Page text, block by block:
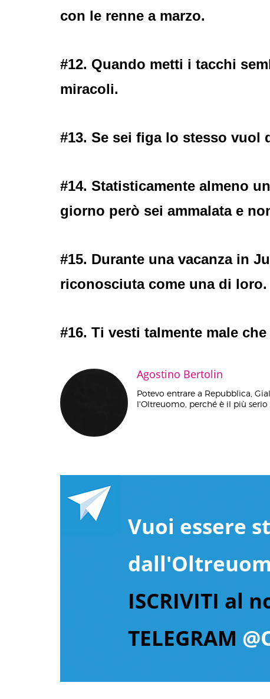
con le renne a marzo.
#12. Quando metti i tacchi
miracoli.
#13. Se sei figa lo stesso vuol
#14. Statisticamente almeno
giorno però sei ammalata e
#15. Durante una vacanza in
riconosciuta come una di loro.
#16. Ti vesti talmente male
Agostino Bertolin
Potevo entrare a Repubblica,
l'Oltreuomo, perché è il più serio
Vuoi essere
ISCRIVITI al
TELEGRAM